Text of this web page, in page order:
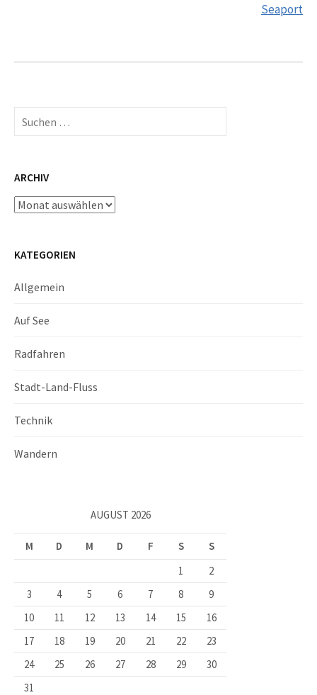
Seaport
Suchen
nach:
ARCHIV
Archiv
KATEGORIEN
Allgemein
Auf See
Radfahren
Stadt-Land-Fluss
Technik
Wandern
AUGUST 2026
M D M D F S
S
1
2
3
4 5 6 7 8
9
10
11 12 13 14 15
16
17
18 19 20 21 22
23
24
25 26 27 28 29
30
31